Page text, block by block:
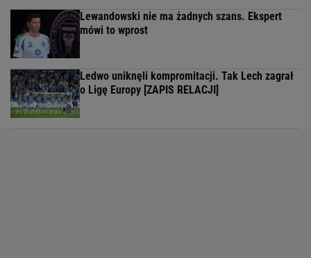
Lewandowski nie ma żadnych szans. Ekspert
mówi to wprost
Ledwo uniknęli kompromitacji. Tak Lech zagrał
o Ligę Europy [ZAPIS RELACJI]